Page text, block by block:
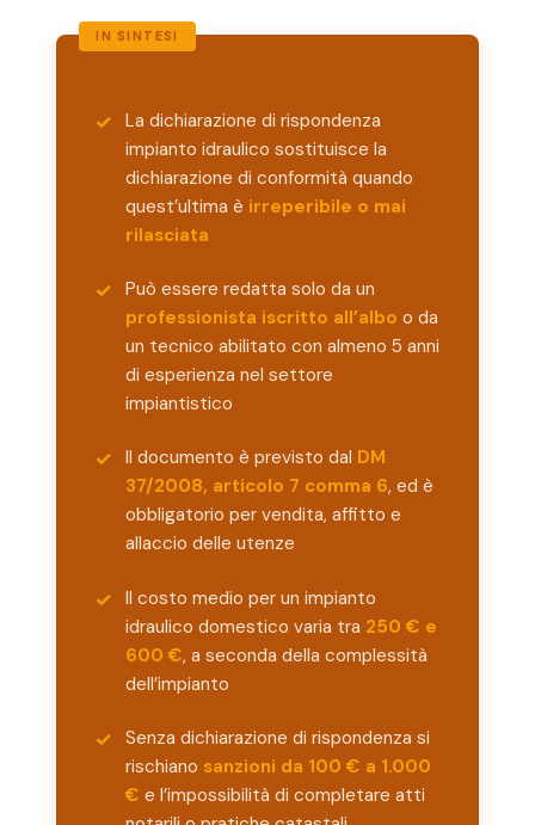
La dichiarazione di rispondenza
impianto idraulico sostituisce la
dichiarazione di conformità quando
quest’ultima è irreperibile o mai
rilasciata
Può essere redatta solo da un
professionista iscritto all’albo o da
un tecnico abilitato con almeno 5 anni
di esperienza nel settore
impiantistico
Il documento è previsto dal DM
37/2008, articolo 7 comma 6, ed è
obbligatorio per vendita, affitto e
allaccio delle utenze
Il costo medio per un impianto
idraulico domestico varia tra 250 € e
600 €, a seconda della complessità
dell’impianto
Senza dichiarazione di rispondenza si
rischiano sanzioni da 100 € a 1.000
€ e l’impossibilità di completare atti